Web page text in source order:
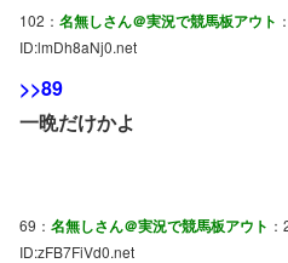
102： 名無しさん＠実況で競馬板アウト
ID:lmDh8aNj0.net
>>89
一晩だけかよ
69： 名無しさん＠実況で競馬板アウト
ID:zFB7FiVd0.net